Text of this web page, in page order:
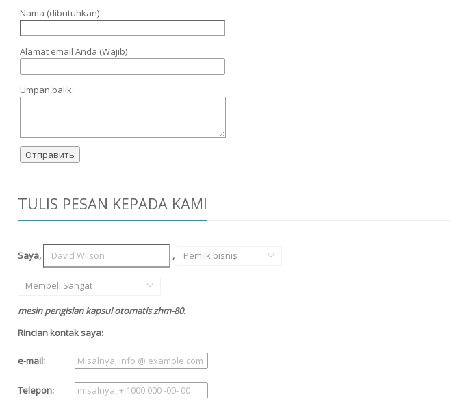
Nama (dibutuhkan)
Alamat email Anda (Wajib)
Umpan balik:
TULIS PESAN KEPADA KAMI
Saya, , Pemilk bisnis
,
Membeli Sangat
mesin pengisian kapsul otomatis zhm-80.
Rincian kontak saya:
e-mail:
Telepon: